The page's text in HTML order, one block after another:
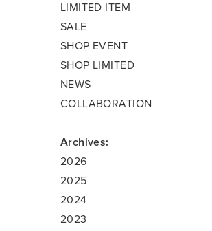
LIMITED ITEM
SALE
SHOP EVENT
SHOP LIMITED
NEWS
COLLABORATION
Archives:
2026
2025
2024
2023